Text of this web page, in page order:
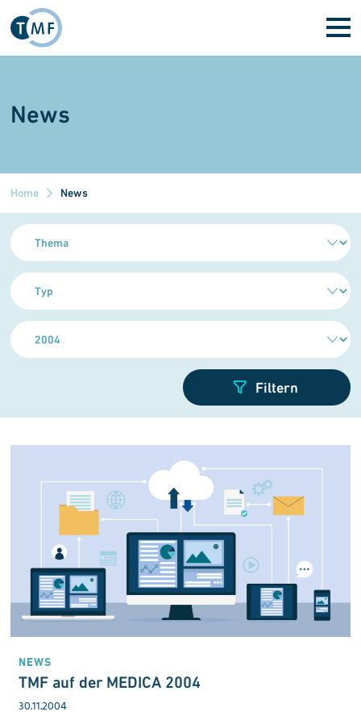
Direkt zum Inhalt
News
Home News
NEWS
TMF auf der MEDICA 2004
30.11.2004